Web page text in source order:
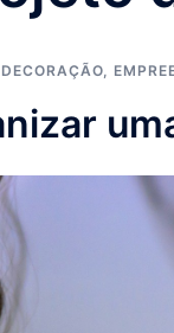
DECORAÇÃO,